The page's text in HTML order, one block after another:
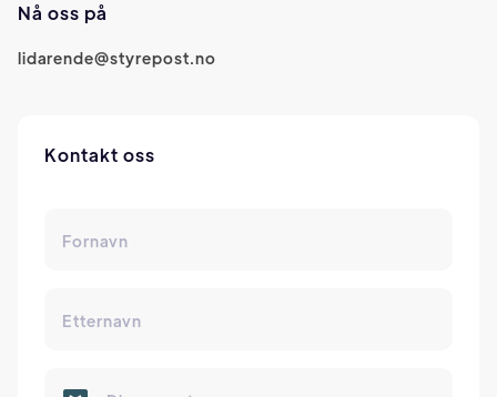
Nå oss på
lidarende@styrepost.no
Kontakt oss